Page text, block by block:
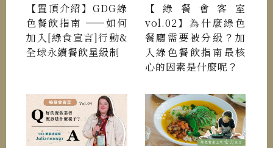
【置頂介紹】GDG綠
色餐飲指南 ——如何
加入[綠食宣言]行動&
全球永續餐飲星級制
【綠餐會客室
vol.02】為什麼綠色
餐廳需要被分級？加
入綠色餐飲指南最核
心的因素是什麼呢？